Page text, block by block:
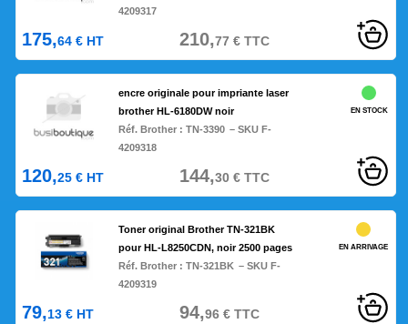
4209317
175,64 € HT 210,77 €TTC
encre originale pour impriante laser
brother HL-6180DW noir
Réf. Brother :TN-3390 – SKU F-
4209318
EN STOCK
120,25 € HT 144,30€TTC
Toner original Brother TN-321BK
pour HL-L8250CDN, noir 2500 pages
Réf. Brother :TN-321BK – SKU F-
4209319
EN ARRIVAGE
79,13 € HT 94,96€TTC